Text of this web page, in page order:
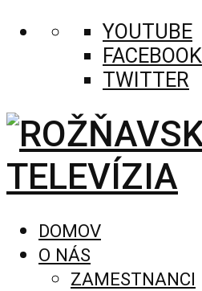
YOUTUBE
FACEBOOK
TWITTER
DOMOV
O NÁS
ZAMESTNANCI